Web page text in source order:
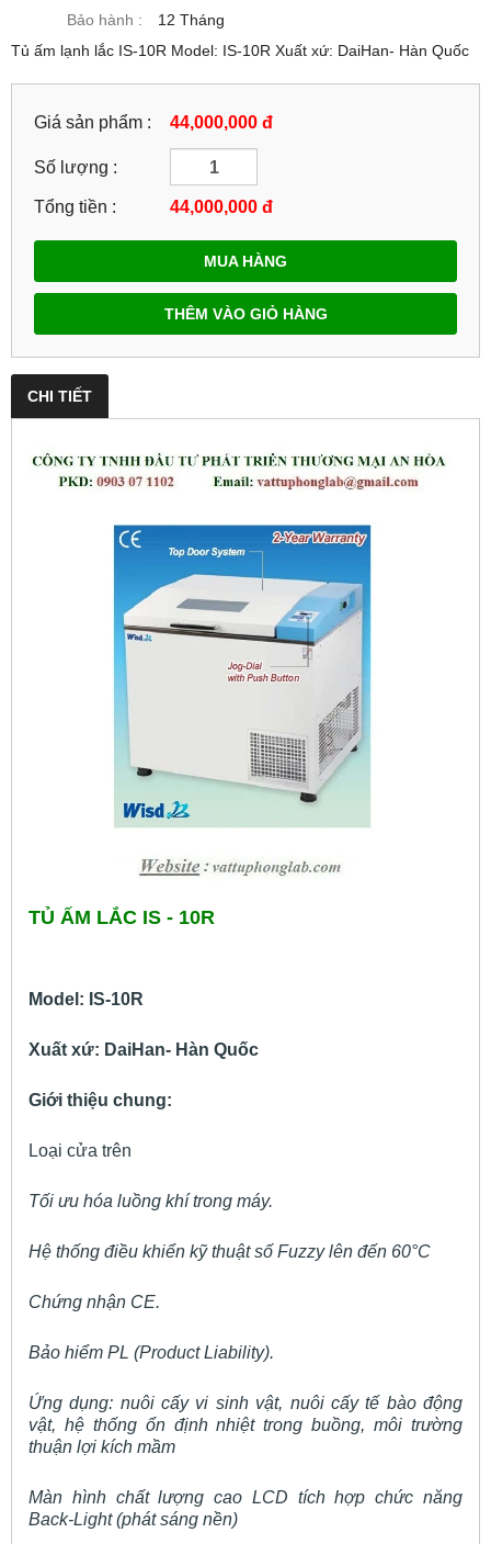
Bảo hành :
12 Tháng
Tủ ấm lạnh lắc IS-10R Model: IS-10R Xuất xứ: DaiHan- Hàn Quốc
Giá sản phẩm : 44,000,000 đ
Số lượng :
Tổng tiền : 44,000,000 đ
MUA HÀNG
THÊM VÀO GIỎ HÀNG
CHI TIẾT
TỦ ẤM LẮC IS - 10R
Model: IS-10R
Xuất xứ: DaiHan- Hàn Quốc
Giới thiệu chung:
Loại cửa trên
Tối ưu hóa luồng khí trong máy.
Hệ thống điều khiển kỹ thuật số Fuzzy lên đến 60°C
Chứng nhận CE.
Bảo hiểm PL (Product Liability).
Ứng dụng: nuôi cấy vi sinh vật, nuôi cấy tế bào động
vật, hệ thống ổn định nhiệt trong buồng, môi trường
thuận lợi kích mầm
Màn hình chất lượng cao LCD tích hợp chức năng
Back-Light (phát sáng nền)